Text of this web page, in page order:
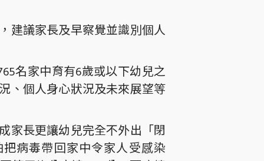
建議家長及早察覺並識別個人
名家中育有6歲或以下幼兒之
、個人身心狀況及未來展望等
家長更讓幼兒完全不外出「閉
病毒帶回家中令家人受感染